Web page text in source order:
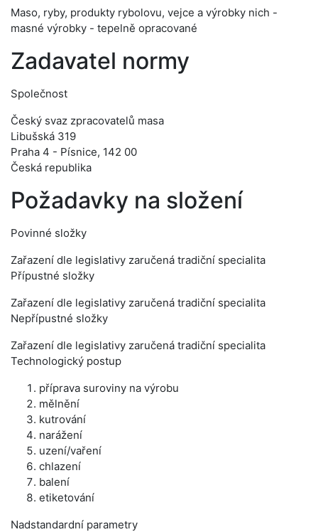
Maso, ryby, produkty rybolovu, vejce a výrobky nich -
masné výrobky - tepelně opracované
Zadavatel normy
Společnost
Český svaz zpracovatelů masa
Libušská 319
Praha 4 - Písnice, 142 00
Česká republika
Požadavky na složení
Povinné složky
Zařazení dle legislativy zaručená tradiční specialita
Přípustné složky
Zařazení dle legislativy zaručená tradiční specialita
Nepřípustné složky
Zařazení dle legislativy zaručená tradiční specialita
Technologický postup
příprava suroviny na výrobu
mělnění
kutrování
narážení
uzení/vaření
chlazení
balení
etiketování
Nadstandardní parametry